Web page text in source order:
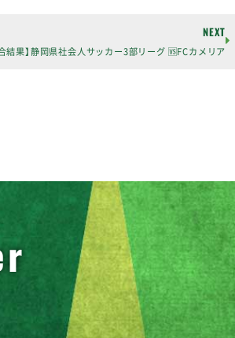
NEXT
結果】静岡県社会人サッカー3部リーグ 🆚FCカメリア